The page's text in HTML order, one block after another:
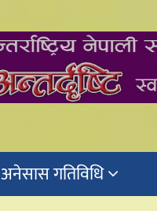
अनेसास गतिविधि